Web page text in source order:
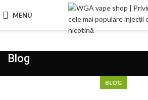
MENU
Blog
BLOG